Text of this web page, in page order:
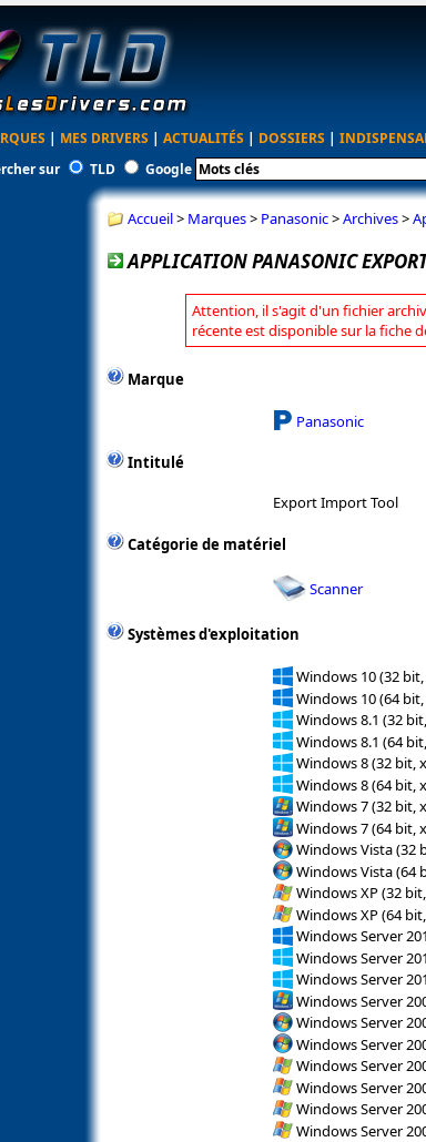
| MES DRIVERS | ACTUALITÉS | DOSSIERS |
sur
TLD Google
Accueil> Marques> Panasonic>Archives>
APPLICATION PANASONIC
Attention, il s'agit d'un fichier
récente est disponible sur la fiche
Marque
Panasonic
Intitulé
Export Import Tool
Catégorie de matériel
Scanner
Systèmes d'exploitation
Windows 10 (32
Windows 10 (64
Windows 8.1 (32
Windows 8.1 (64
Windows 8 (32 bit,
Windows 8 (64 bit,
Windows 7 (32 bit,
Windows 7 (64 bit,
Windows Vista (32
Windows Vista (64
Windows XP (32
Windows XP (64
Windows Server
Windows Server
Windows Server
Windows Server
Windows Server
Windows Server
Windows Server
Windows Server
Windows Server
Windows Server